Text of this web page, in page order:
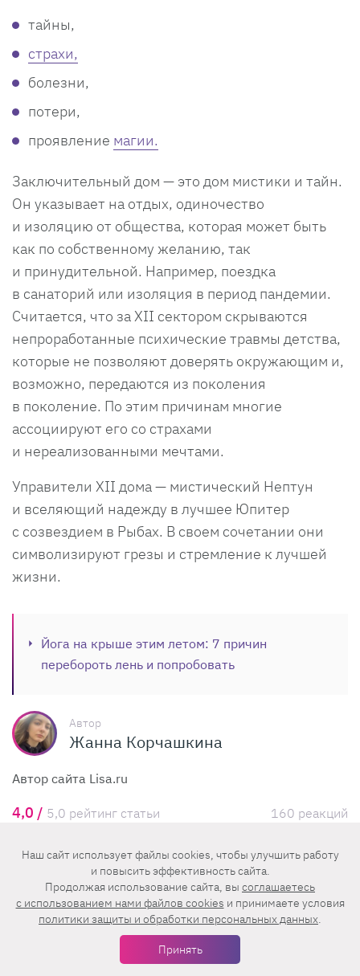
тайны,
страхи,
болезни,
потери,
проявление магии.
Заключительный дом — это дом мистики и тайн.
Он указывает на отдых, одиночество
и изоляцию от общества, которая может быть
как по собственному желанию, так
и принудительной. Например, поездка
в санаторий или изоляция в период пандемии.
Считается, что за XII сектором скрываются
непроработанные психические травмы детства,
которые не позволяют доверять окружающим и,
возможно, передаются из поколения
в поколение. По этим причинам многие
ассоциируют его со страхами
и нереализованными мечтами.
Управители XII дома — мистический Нептун
и вселяющий надежду в лучшее Юпитер
с созвездием в Рыбах. В своем сочетании они
символизируют грезы и стремление к лучшей
жизни.
Йога на крыше этим летом: 7 причин
перебороть лень и попробовать
Автор
Жанна Корчашкина
Автор сайта Lisa.ru
4,0 / 5,0 рейтинг статьи
160 реакций
132 6 10 5
Наш сайт использует файлы cookies, чтобы улучшить работу
и повысить эффективность сайта.
Продолжая использование сайта, вы соглашаетесь
c использованием нами файлов cookies и принимаете условия
политики защиты и обработки персональных данных.
Принять